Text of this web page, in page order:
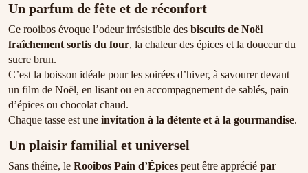
Un parfum de fête et de réconfort
Ce rooibos évoque l’odeur irrésistible des biscuits de Noël
fraîchement sortis du four, la chaleur des épices et la douceur du
sucre brun.
C’est la boisson idéale pour les soirées d’hiver, à savourer devant
un film de Noël, en lisant ou en accompagnement de sablés, pain
d’épices ou chocolat chaud.
Chaque tasse est une invitation à la détente et à la gourmandise.
Un plaisir familial et universel
Sans théine, le Rooibos Pain d’Épices peut être apprécié par